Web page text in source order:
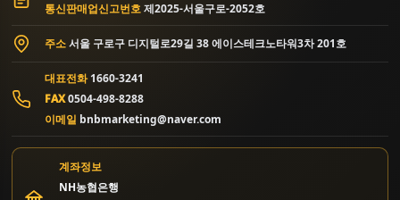
통신판매업신고번호제2025-서울구로-2052호
주소서울 구로구 디지털로29길 38 에이스테크노타워3차 201호
대표전화1660-3241
FAX0504-498-8288
이메일 bnbmarketing@naver.com
계좌정보
NH농협은행